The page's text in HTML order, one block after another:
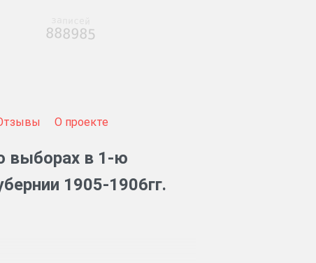
О проекте
выборах в 1-ю
1905-1906гг.
888985